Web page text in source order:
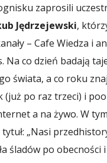
zaprosili
Jędrzejewski,
– Cafe Wiedza i
Na co dzień badają
świata, a co roku
(już po raz trzeci) i
a na żywo. W
„Nasi
śladów po obecności